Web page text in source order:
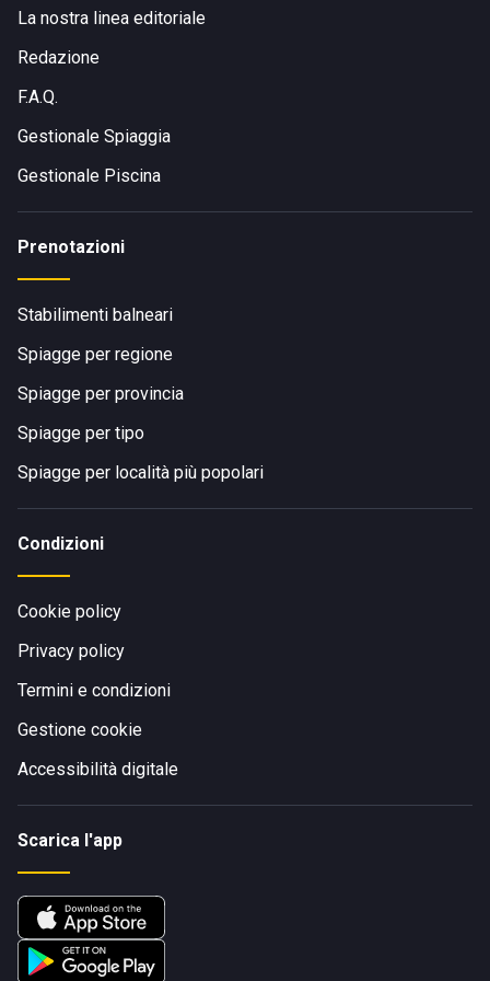
La nostra linea editoriale
Redazione
F.A.Q.
Gestionale Spiaggia
Gestionale Piscina
Prenotazioni
Stabilimenti balneari
Spiagge per regione
Spiagge per provincia
Spiagge per tipo
Spiagge per località più popolari
Condizioni
Cookie policy
Privacy policy
Termini e condizioni
Gestione cookie
Accessibilità digitale
Scarica l'app